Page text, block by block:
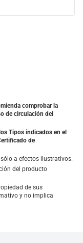
comprobar la
de circulación del
Tipos indicados en el
de
a efectos ilustrativos.
del producto
de sus
y no implica